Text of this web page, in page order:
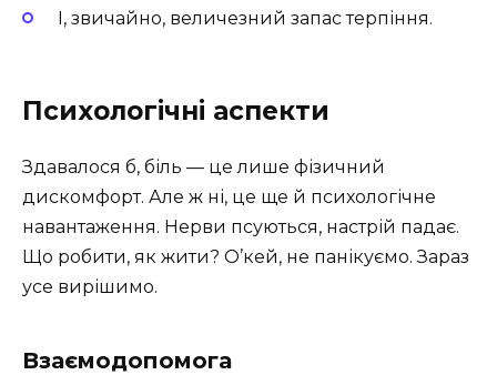
І, звичайно, величезний запас терпіння.
Психологічні аспекти
Здавалося б, біль — це лише фізичний
дискомфорт. Але ж ні, це ще й психологічне
навантаження. Нерви псуються, настрій падає.
Що робити, як жити? О’кей, не панікуємо. Зараз
усе вирішимо.
Взаємодопомога